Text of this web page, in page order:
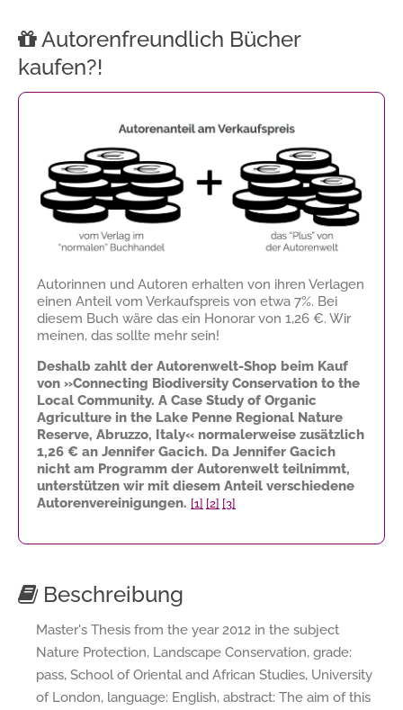
Autorenfreundlich Bücher
kaufen?!
Autorinnen und Autoren erhalten von ihren Verlagen
einen Anteil vom Verkaufspreis von etwa 7%. Bei
diesem Buch wäre das ein Honorar von 1,26 €. Wir
meinen, das sollte mehr sein!
Deshalb zahlt der Autorenwelt-Shop beim Kauf
von »Connecting Biodiversity Conservation to the
Local Community. A Case Study of Organic
Agriculture in the Lake Penne Regional Nature
Reserve, Abruzzo, Italy« normalerweise zusätzlich
1,26 € an Jennifer Gacich. Da Jennifer Gacich
nicht am Programm der Autorenwelt teilnimmt,
unterstützen wir mit diesem Anteil verschiedene
Autorenvereinigungen. [1] [2] [3]
Beschreibung
Master's Thesis from the year 2012 in the subject
Nature Protection, Landscape Conservation, grade:
pass, School of Oriental and African Studies, University
of London, language: English, abstract: The aim of this